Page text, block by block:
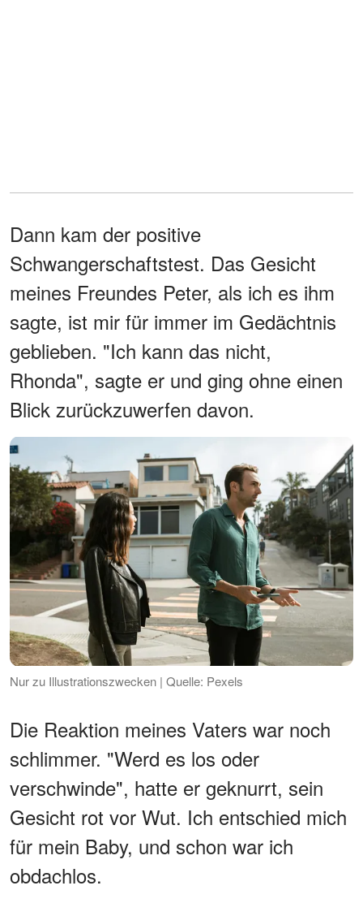
Dann kam der positive
Schwangerschaftstest. Das Gesicht
meines Freundes Peter, als ich es ihm
sagte, ist mir für immer im Gedächtnis
geblieben. "Ich kann das nicht,
Rhonda", sagte er und ging ohne einen
Blick zurückzuwerfen davon.
Nur zu Illustrationszwecken | Quelle: Pexels
Die Reaktion meines Vaters war noch
schlimmer. "Werd es los oder
verschwinde", hatte er geknurrt, sein
Gesicht rot vor Wut. Ich entschied mich
für mein Baby, und schon war ich
obdachlos.